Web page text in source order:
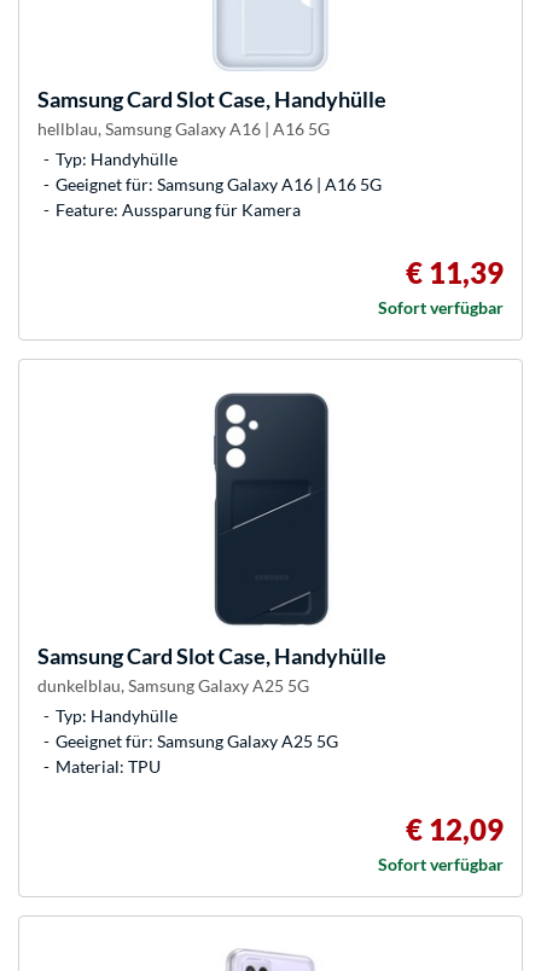
SamsungCard Slot Case, Handyhülle
hellblau, Samsung Galaxy A16 | A16 5G
Typ: Handyhülle
Geeignet für: Samsung Galaxy A16 | A16 5G
Feature: Aussparung für Kamera
€ 11,39
Sofort verfügbar
SamsungCard Slot Case, Handyhülle
dunkelblau, Samsung Galaxy A25 5G
Typ: Handyhülle
Geeignet für: Samsung Galaxy A25 5G
Material: TPU
€ 12,09
Sofort verfügbar